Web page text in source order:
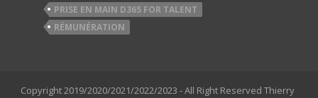
PRISE EN MAIN D365 FOR TALENT
RÉMUNÉRATION
Copyright 2019/2020/2021/2022/2023 - All Right Reserved Thierry